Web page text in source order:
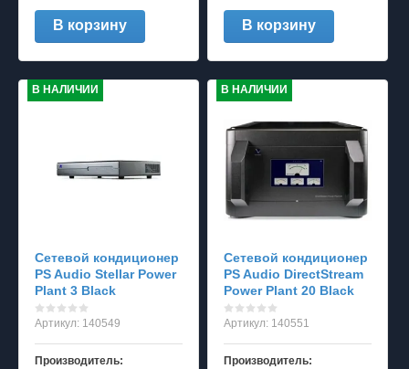
В корзину В корзину
В НАЛИЧИИ
Сетевой кондиционер
PS Audio Stellar Power
Plant 3 Black
Артикул: 140549
Производитель:
В НАЛИЧИИ
Сетевой кондиционер
PS Audio DirectStream
Power Plant 20 Black
Артикул:140551
Производитель: